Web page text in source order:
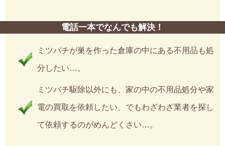
電話一本でなんでも解決！
ミツバチが巣を作った倉庫の中にある不用品も処
分したい…。
ミツバチ駆除以外にも、家の中の不用品処分や家
電の買取を依頼したい、でもわざわざ業者を探し
て依頼するのがめんどくさい…。